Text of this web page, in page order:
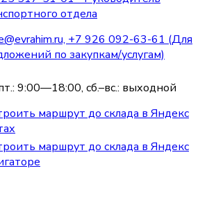
отдела
+7 926 092-63-61 (Для
по закупкам/услугам)
9:00—18:00, сб.–вс.: выходной
маршрут до склада в Яндекс
маршрут до склада в Яндекс